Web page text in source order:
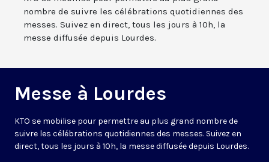
nombre de suivre les célébrations quotidiennes des
messes. Suivez en direct, tous les jours à 10h, la
messe diffusée depuis Lourdes.
Messe à Lourdes
KTO se mobilise pour permettre au plus grand nombre de
suivre les célébrations quotidiennes des messes. Suivez en
direct, tous les jours à 10h, la messe diffusée depuis Lourdes.